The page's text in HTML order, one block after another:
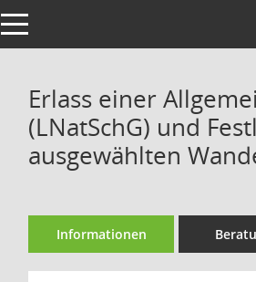
Toggle navigation
Erlass einer
(LNatSchG) und
ausgewählten
Informationen